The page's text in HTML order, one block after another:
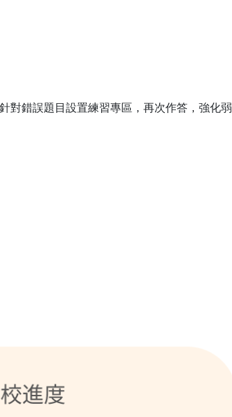
對錯誤題目設置練習專區，再次作答，強化弱